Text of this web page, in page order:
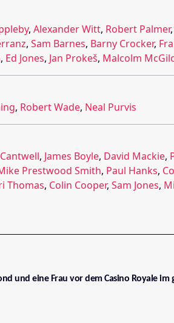
, Alexander Witt, Robert Palmer
, Sam Barnes, Barny Crocker,
, Ed Jones, Jan Prokeš, Malcolm
, Robert Wade, Neal Purvis
, James Boyle, David Mackie,
Prestwood Smith, Paul Hanks,
Thomas, Colin Cooper, Sam Jones,
und eine Frau vor dem Casino Royale im